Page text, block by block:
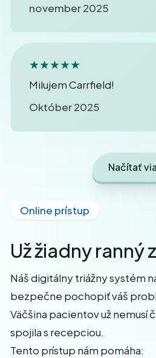
november 2025
★★★★★
Milujem Carrfield!
Október 2025
Načítať
Online prístup
Už žiadny ranný
Náš digitálny triážny systém
bezpečne pochopiť váš
Väčšina pacientov už nemusí
spojila s recepciou.
Tento prístup nám pomáha: